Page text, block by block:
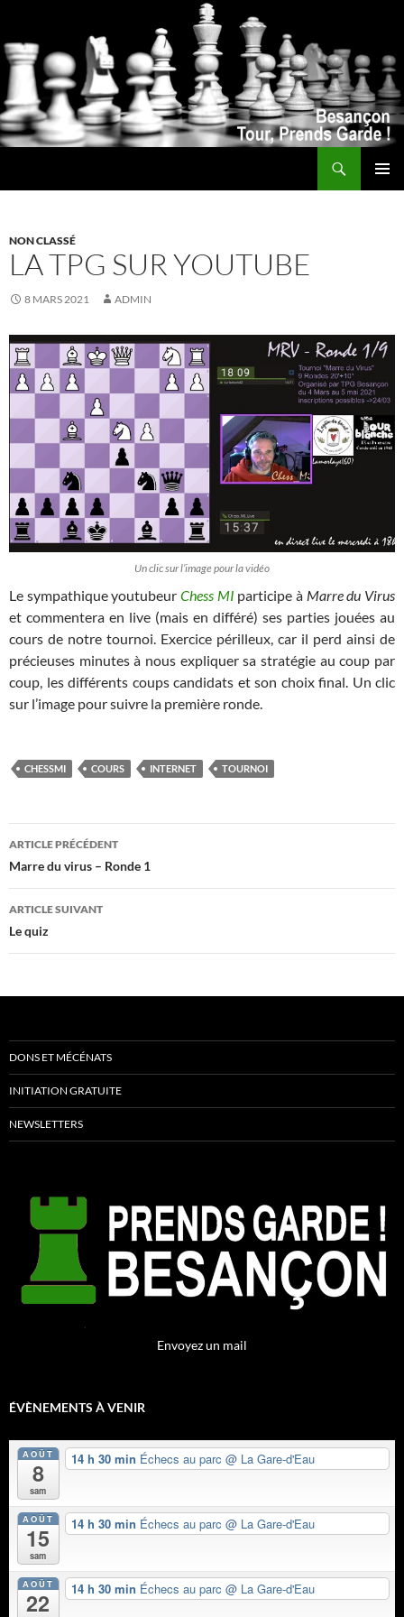
NON CLASSÉ
LA TPG SUR YOUTUBE
8 MARS 2021 ADMIN
Un clic sur l’image pour la vidéo
Le sympathique youtubeur Chess MI participe à Marre du Virus
et commentera en live (mais en différé) ses parties jouées au
cours de notre tournoi. Exercice périlleux, car il perd ainsi de
précieuses minutes à nous expliquer sa stratégie au coup par
coup, les différents coups candidats et son choix final. Un clic
sur l’image pour suivre la première ronde.
CHESSMI COURS INTERNET TOURNOI
Navigation
des
articles
ARTICLE PRÉCÉDENT
Marre du virus – Ronde 1
ARTICLE SUIVANT
Le quiz
DONS ET MÉCÉNATS
INITIATION GRATUITE
NEWSLETTERS
Envoyez un mail
ÉVÈNEMENTS À VENIR
AOÛT
8
sam
14 h 30 min Échecs au parc @ La Gare-d'Eau
AOÛT
15
sam
14 h 30 min Échecs au parc @ La Gare-d'Eau
AOÛT
22
14 h 30 min Échecs au parc @ La Gare-d'Eau